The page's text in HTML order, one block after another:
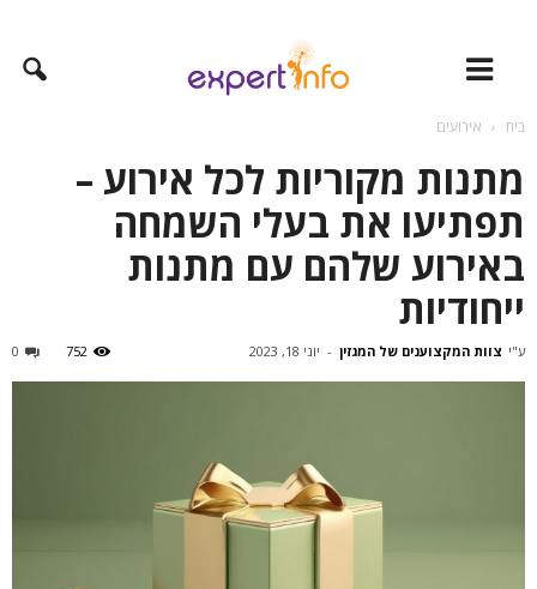
בית אירועים
מתנות מקוריות לכל אירוע –
תפתיעו את בעלי השמחה
באירוע שלהם עם מתנות
ייחודיות
ע"י צוות המקצוענים של המגזין - יוני 18, 2023 0 752